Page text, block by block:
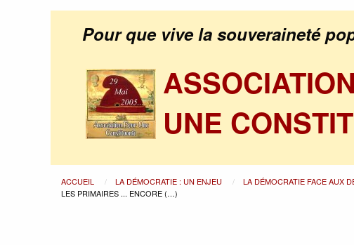
Pour que vive la souveraineté
UNE
ACCUEIL LA DÉMOCRATIE : UN ENJEU LA DÉMOCRATIE FACE AUX
LES PRIMAIRES ... ENCORE (…)